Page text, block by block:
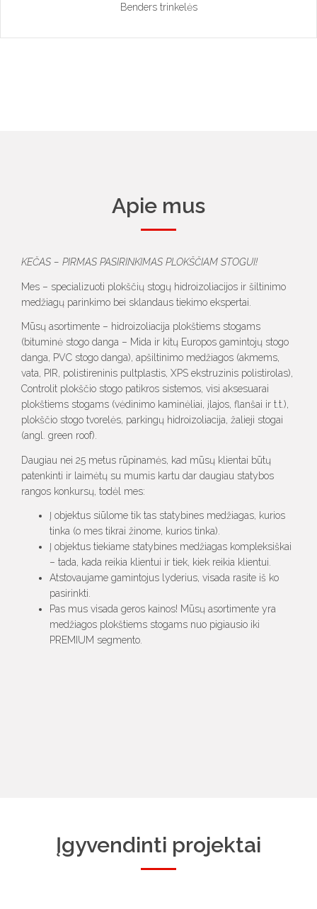
Benders trinkelės
Apie mus
KEČAS – PIRMAS PASIRINKIMAS PLOKŠČIAM STOGUI!
Mes – specializuoti plokščių stogų hidroizoliacijos ir šiltinimo
medžiagų parinkimo bei sklandaus tiekimo ekspertai.
Mūsų asortimente – hidroizoliacija plokštiems stogams
(bituminė stogo danga – Mida ir kitų Europos gamintojų stogo
danga, PVC stogo danga), apšiltinimo medžiagos (akmems,
vata, PIR, polistireninis pultplastis, XPS ekstruzinis polistirolas),
Controlit plokščio stogo patikros sistemos, visi aksesuarai
plokštiems stogams (vėdinimo kaminėliai, įlajos, flanšai ir t.t.),
plokščio stogo tvorelės, parkingų hidroizoliacija, žalieji stogai
(angl. green roof).
Daugiau nei 25 metus rūpinamės, kad mūsų klientai būtų
patenkinti ir laimėtų su mumis kartu dar daugiau statybos
rangos konkursų, todėl mes:
Į objektus siūlome tik tas statybines medžiagas, kurios
tinka (o mes tikrai žinome, kurios tinka).
Į objektus tiekiame statybines medžiagas kompleksiškai
– tada, kada reikia klientui ir tiek, kiek reikia klientui.
Atstovaujame gamintojus lyderius, visada rasite iš ko
pasirinkti.
Pas mus visada geros kainos! Mūsų asortimente yra
medžiagos plokštiems stogams nuo pigiausio iki
PREMIUM segmento.
Įgyvendinti projektai